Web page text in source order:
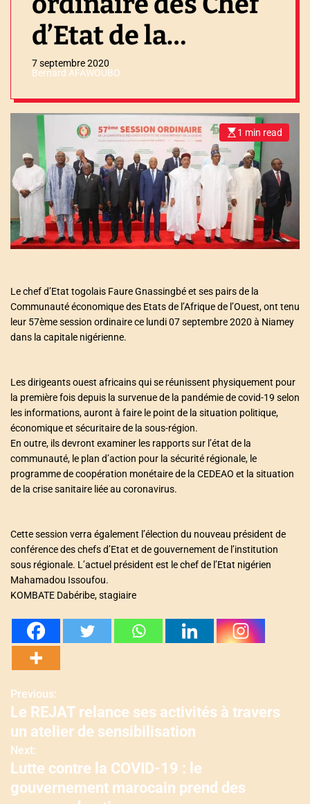
d’Etat de la
CEDEAO : Faure
Gnassingbé y
prend part
7 septembre 2020
Bernard AFAWOUBO
E
s
t
i
m
a
e
d
r
e
a
d
e
1 min read
Le chef d’Etat togolais Faure Gnassingbé et ses pairs de la
Communauté économique des Etats de l’Afrique de l’Ouest, ont tenu
leur 57ème session ordinaire ce lundi 07 septembre 2020 à Niamey
dans la capitale nigérienne.
Les dirigeants ouest africains qui se réunissent physiquement pour
la première fois depuis la survenue de la pandémie de covid-19 selon
les informations, auront à faire le point de la situation politique,
économique et sécuritaire de la sous-région.
En outre, ils devront examiner les rapports sur l’état de la
communauté, le plan d’action pour la sécurité régionale, le
programme de coopération monétaire de la CEDEAO et la situation
de la crise sanitaire liée au coronavirus.
Cette session verra également l’élection du nouveau président de
conférence des chefs d’Etat et de gouvernement de l’institution
sous régionale. L’actuel président est le chef de l’Etat nigérien
Mahamadou Issoufou.
KOMBATE Dabéribe, stagiaire
N
a
v
i
Previous:
Le REJAT relance ses activités à travers
un atelier de sensibilisation
Next:
Lutte contre la COVID-19 : le
gouvernement marocain prend des